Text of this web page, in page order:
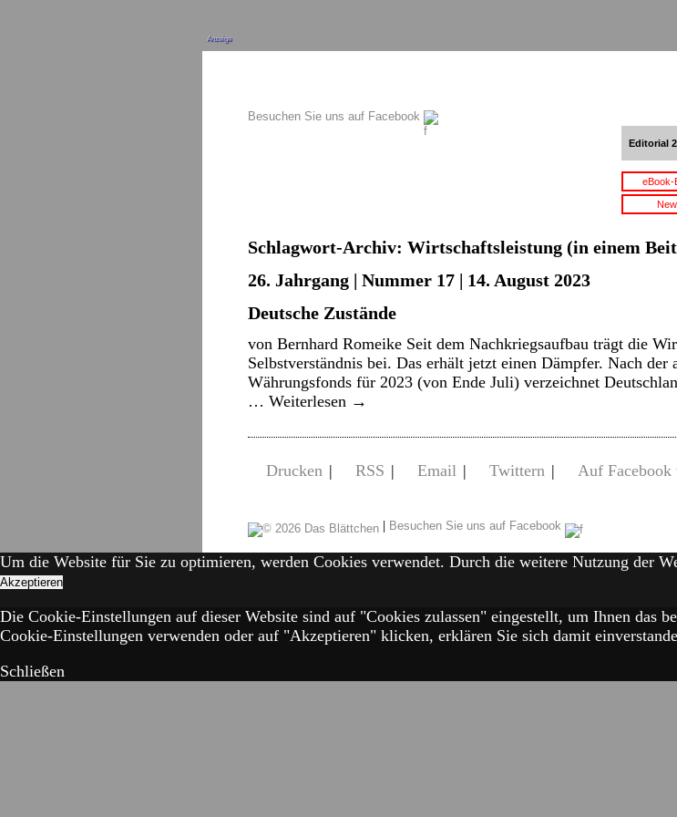
Anzeige
Besuchen Sie uns auf Facebook
Editorial
eBook-
Schlagwort-Archiv: Wirtschaftsleistung (in einem
26. Jahrgang | Nummer 17 | 14. August 2023
Deutsche Zustände
von Bernhard Romeike Seit dem Nachkriegsaufbau trägt die
Selbstverständnis bei. Das erhält jetzt einen Dämpfer. Nach
Währungsfonds für 2023 (von Ende Juli) verzeichnet
… Weiterlesen →
Drucken | RSS | Email | Twittern | Auf Facebook
| Besuchen Sie uns auf Facebook
Um die Website für Sie zu optimieren, werden Cookies verwendet. Durch die weitere Nutzung der
Akzeptieren
Die Cookie-Einstellungen auf dieser Website sind auf "Cookies zulassen" eingestellt, um Ihnen das
Cookie-Einstellungen verwenden oder auf "Akzeptieren" klicken, erklären Sie sich damit
Schließen